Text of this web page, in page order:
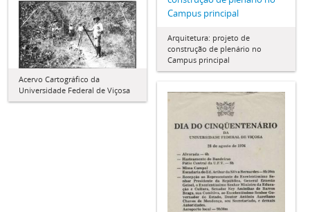
Campus principal
Arquitetura: projeto de
construção de plenário no
Campus principal
Acervo Cartográfico da
Universidade Federal de Viçosa